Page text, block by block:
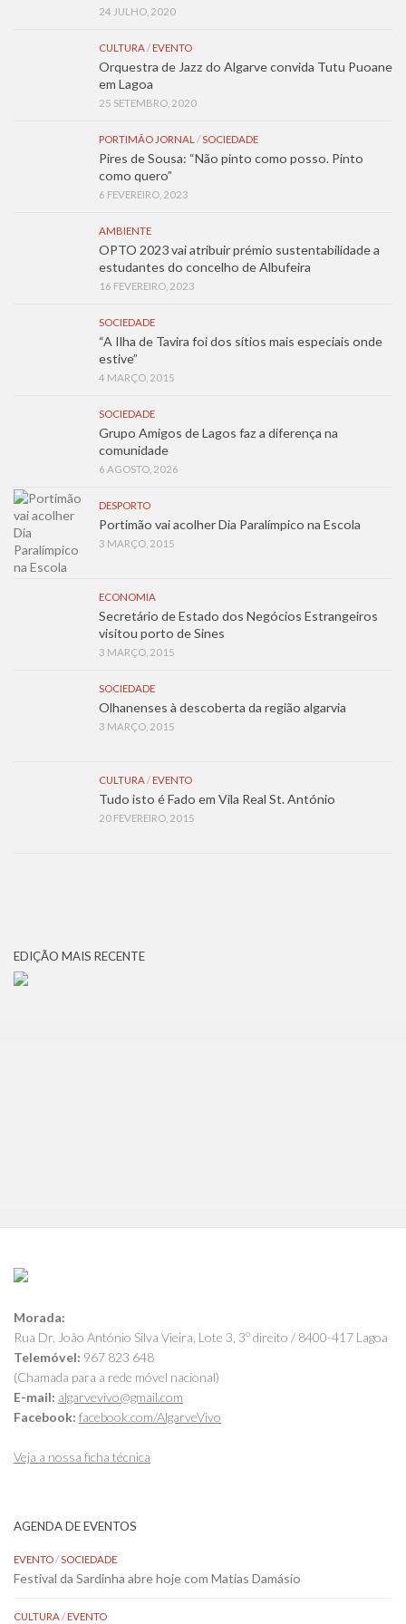
24 JULHO, 2020
CULTURA/ EVENTO
Orquestra de Jazz do Algarve convida Tutu Puoane
em Lagoa
25 SETEMBRO, 2020
PORTIMÃO JORNAL /SOCIEDADE
Pires de Sousa: “Não pinto como posso. Pinto
como quero”
6 FEVEREIRO, 2023
AMBIENTE
OPTO 2023 vai atribuir prémio sustentabilidade a
estudantes do concelho de Albufeira
16 FEVEREIRO, 2023
SOCIEDADE
“A Ilha de Tavira foi dos sítios mais especiais onde
estive”
4 MARÇO, 2015
SOCIEDADE
Grupo Amigos de Lagos faz a diferença na
comunidade
6 AGOSTO, 2026
DESPORTO
Portimão vai acolher Dia Paralímpico na Escola
3 MARÇO, 2015
ECONOMIA
Secretário de Estado dos Negócios Estrangeiros
visitou porto de Sines
3 MARÇO, 2015
SOCIEDADE
Olhanenses à descoberta da região algarvia
3 MARÇO, 2015
CULTURA/ EVENTO
Tudo isto é Fado em Vila Real St. António
20 FEVEREIRO, 2015
EDIÇÃO MAIS RECENTE
Morada:
Rua Dr. João António Silva Vieira, Lote 3, 3º direito / 8400-417 Lagoa
Telemóvel: 967 823 648
(Chamada para a rede móvel nacional)
E-mail: algarvevivo@gmail.com
Facebook: facebook.com/AlgarveVivo
Veja a nossa ficha técnica
AGENDA DE EVENTOS
EVENTO/SOCIEDADE
Festival da Sardinha abre hoje com Matias Damásio
CULTURA/EVENTO